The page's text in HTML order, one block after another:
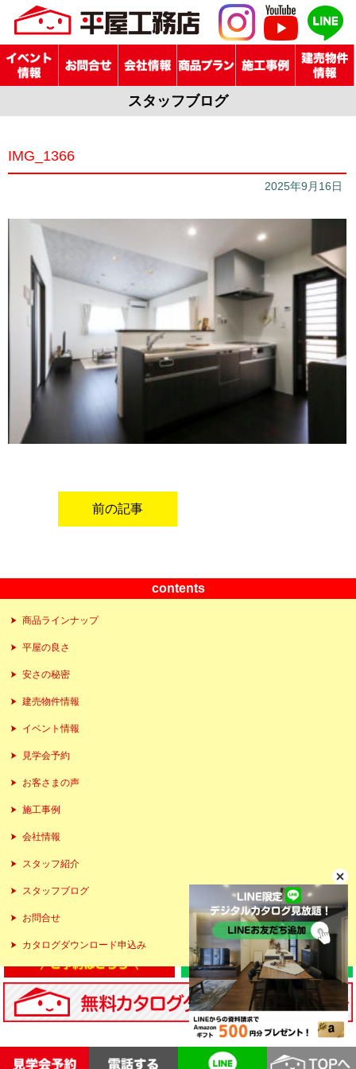
スタッフブログ
IMG_1366
2025年9月16日
前の記事
contents
商品ラインナップ
平屋の良さ
安さの秘密
建売物件情報
イベント情報
見学会予約
お客さまの声
施工事例
会社情報
スタッフ紹介
スタッフブログ
お問合せ
カタログダウンロード申込み